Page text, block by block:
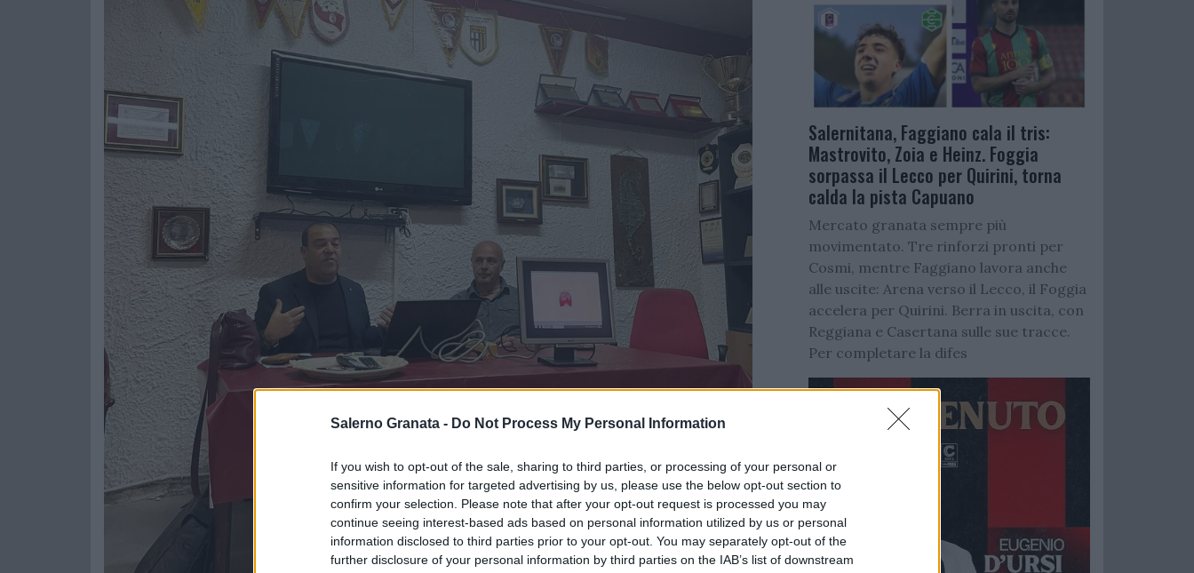
Salerno Granata - Do Not Process My Personal Information
If you wish to opt-out of the sale, sharing to third parties, or processing of your personal or
sensitive information for targeted advertising by us, please use the below opt-out section to
confirm your selection. Please note that after your opt-out request is processed you may
continue seeing interest-based ads based on personal information utilized by us or personal
information disclosed to third parties prior to your opt-out. You may separately opt-out of the
further disclosure of your personal information by third parties on the IAB’s list of downstream
Salernitana, Faggiano cala il tris:
Mastrovito, Zoia e Heinz. Foggia
sorpassa il Lecco per Quirini, torna
calda la pista Capuano
Mercato granata sempre più
movimentato. Tre rinforzi pronti per
Cosmi, mentre Faggiano lavora anche
alle uscite: Arena verso il Lecco, il Foggia
accelera per Quirini. Berra in uscita, con
Reggiana e Casertana sulle sue tracce.
Per completare la difes